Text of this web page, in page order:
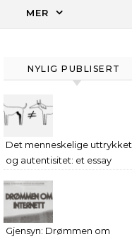
MER
NYLIG PUBLISERT
Det menneskelige uttrykket
og autentisitet: et essay
Gjensyn: Drømmen om